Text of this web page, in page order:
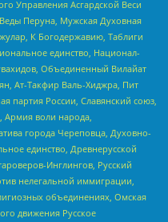
Управления Асгардской Веси
Перуна, Мужская Духовная
К Богодержавию, Таблиги
единство, Национал-
Объединенный Вилайат
Ат-Такфир Валь-Хиджра, Пит
партия России, Славянский союз,
Армия воли народа,
города Череповца, Духовно-
единство, Древнерусской
Инглингов, Русский
нелегальной иммиграции,
объединениях, Омская
движения Русское